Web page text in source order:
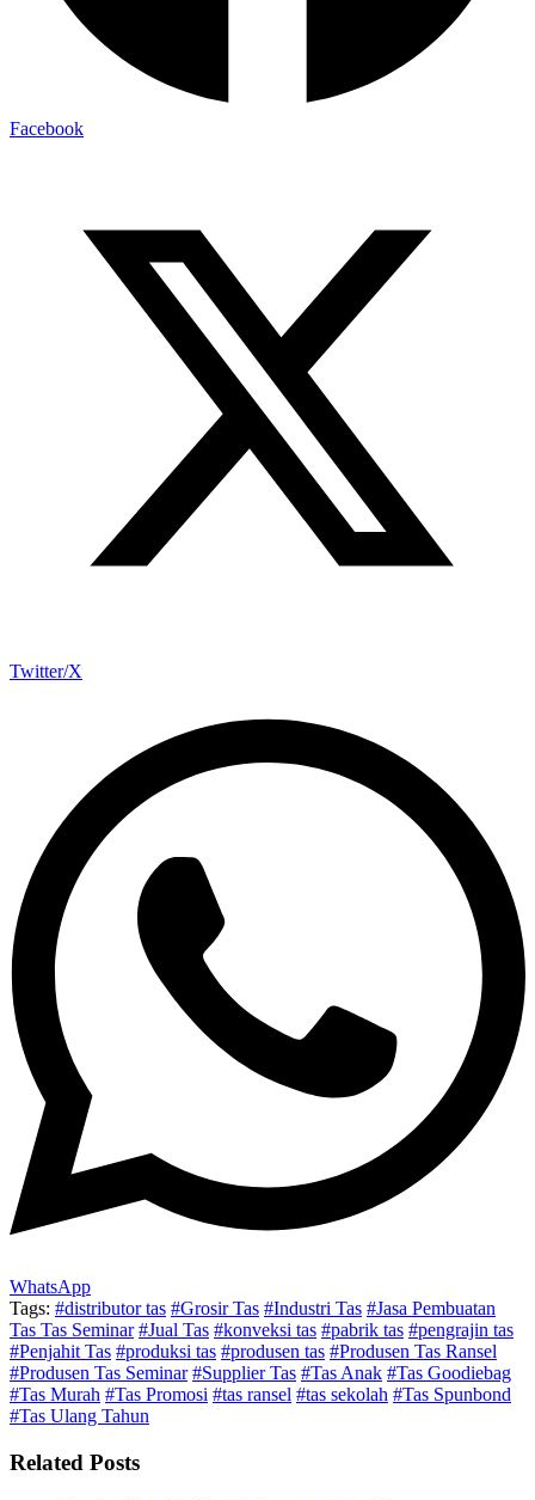
Facebook
Twitter/X
WhatsApp
Tags: #distributor tas #Grosir Tas #Industri Tas #Jasa Pembuatan
Tas Tas Seminar #Jual Tas #konveksi tas #pabrik tas #pengrajin tas
#Penjahit Tas #produksi tas #produsen tas #Produsen Tas Ransel
#Produsen Tas Seminar #Supplier Tas #Tas Anak #Tas Goodiebag
#Tas Murah #Tas Promosi #tas ransel #tas sekolah #Tas Spunbond
#Tas Ulang Tahun
Related Posts